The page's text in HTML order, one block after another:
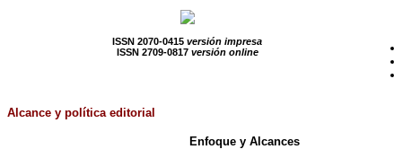
ISSN 2070-0415 versión impresa
ISSN 2709-0817versión online
Alcance y política editorial
Enfoque y Alcances